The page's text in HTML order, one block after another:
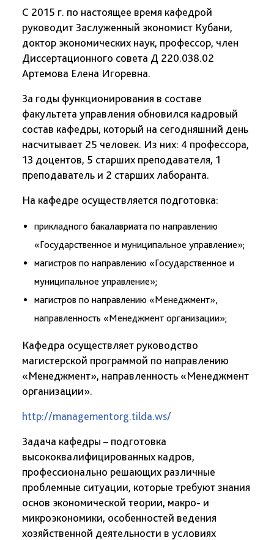
С 2015 г. по настоящее время кафедрой
руководит Заслуженный экономист Кубани,
доктор экономических наук, профессор, член
Диссертационного совета Д 220.038.02
Артемова Елена Игоревна.
За годы функционирования в составе
факультета управления обновился кадровый
состав кафедры, который на сегодняшний день
насчитывает 25 человек. Из них: 4 профессора,
13 доцентов, 5 старших преподавателя, 1
преподаватель и 2 старших лаборанта.
На кафедре осуществляется подготовка:
прикладного бакалавриата по направлению
«Государственное и муниципальное управление»;
магистров по направлению «Государственное и
муниципальное управление»;
магистров по направлению «Менеджмент»,
направленность «Менеджмент организации»;
Кафедра осуществляет руководство
магистерской программой по направлению
«Менеджмент», направленность «Менеджмент
организации».
http://managementorg.tilda.ws/
Задача кафедры – подготовка
высококвалифицированных кадров,
профессионально решающих различные
проблемные ситуации, которые требуют знания
основ экономической теории, макро- и
микроэкономики, особенностей ведения
хозяйственной деятельности в условиях